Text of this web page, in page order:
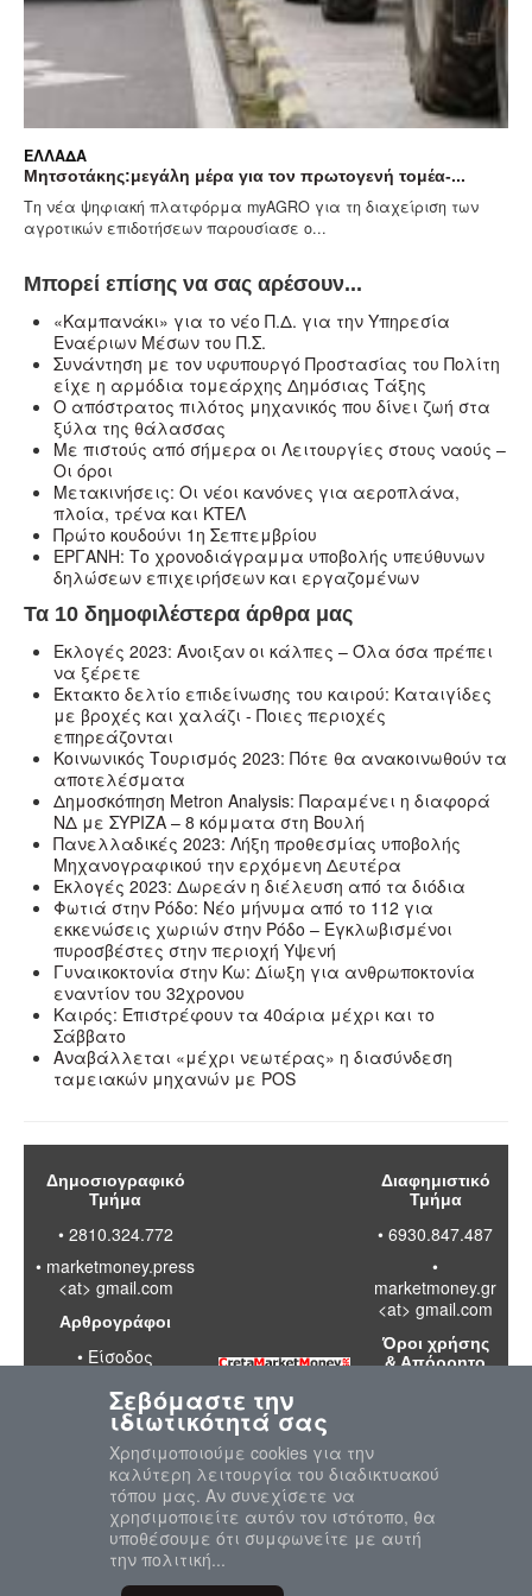
ΕΛΛΆΔΑ
Μητσοτάκης:μεγάλη μέρα για τον πρωτογενή τομέα-...
Τη νέα ψηφιακή πλατφόρμα myAGRO για τη διαχείριση των
αγροτικών επιδοτήσεων παρουσίασε ο...
Μπορεί επίσης να σας αρέσουν...
«Καμπανάκι» για το νέο Π.Δ. για την Υπηρεσία
Εναέριων Μέσων του Π.Σ.
Συνάντηση με τον υφυπουργό Προστασίας του Πολίτη
είχε η αρμόδια τομεάρχης Δημόσιας Τάξης
Ο απόστρατος πιλότος μηχανικός που δίνει ζωή στα
ξύλα της θάλασσας
Με πιστούς από σήμερα οι Λειτουργίες στους ναούς –
Oι όροι
Μετακινήσεις: Οι νέοι κανόνες για αεροπλάνα,
πλοία, τρένα και ΚΤΕΛ
Πρώτο κουδούνι 1η Σεπτεμβρίου
ΕΡΓΑΝΗ: Το χρονοδιάγραμμα υποβολής υπεύθυνων
δηλώσεων επιχειρήσεων και εργαζομένων
Τα 10 δημοφιλέστερα άρθρα μας
Εκλογές 2023: Άνοιξαν οι κάλπες – Όλα όσα πρέπει
να ξέρετε
Έκτακτο δελτίο επιδείνωσης του καιρού: Καταιγίδες
με βροχές και χαλάζι - Ποιες περιοχές
επηρεάζονται
Κοινωνικός Τουρισμός 2023: Πότε θα ανακοινωθούν τα
αποτελέσματα
Δημοσκόπηση Metron Analysis: Παραμένει η διαφορά
ΝΔ με ΣΥΡΙΖΑ – 8 κόμματα στη Βουλή
Πανελλαδικές 2023: Λήξη προθεσμίας υποβολής
Μηχανογραφικού την ερχόμενη Δευτέρα
Εκλογές 2023: Δωρεάν η διέλευση από τα διόδια
Φωτιά στην Ρόδο: Νέο μήνυμα από το 112 για
εκκενώσεις χωριών στην Ρόδο – Εγκλωβισμένοι
πυροσβέστες στην περιοχή Υψενή
Γυναικοκτονία στην Κω: Δίωξη για ανθρωποκτονία
εναντίον του 32χρονου
Καιρός: Επιστρέφουν τα 40άρια μέχρι και το
Σάββατο
Αναβάλλεται «μέχρι νεωτέρας» η διασύνδεση
ταμειακών μηχανών με POS
Δημοσιογραφικό
Τμήμα
• 2810.324.772
• marketmoney.press
<at> gmail.com
Αρθρογράφοι
• Είσοδος
Διαφημιστικό
Τμήμα
• 6930.847.487
•
marketmoney.gr
<at> gmail.com
Όροι χρήσης
& Απόρρητο
απορρήτου
προσωπικών
Σεβόμαστε την
ιδιωτικότητά σας
Χρησιμοποιούμε cookies για την
καλύτερη λειτουργία του διαδικτυακού
τόπου μας. Αν συνεχίσετε να
χρησιμοποιείτε αυτόν τον ιστότοπο, θα
υποθέσουμε ότι συμφωνείτε με αυτή
την πολιτική...